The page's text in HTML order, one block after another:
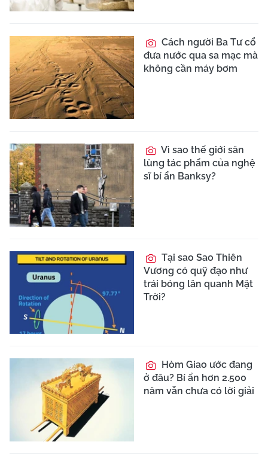
Cách người Ba Tư cổ
đưa nước qua sa mạc mà
không cần máy bơm
Vì sao thế giới săn
lùng tác phẩm của nghệ
sĩ bí ẩn Banksy?
Tại sao Sao Thiên
Vương có quỹ đạo như
trái bóng lăn quanh Mặt
Trời?
Hòm Giao ước đang
ở đâu? Bí ẩn hơn 2.500
năm vẫn chưa có lời giải